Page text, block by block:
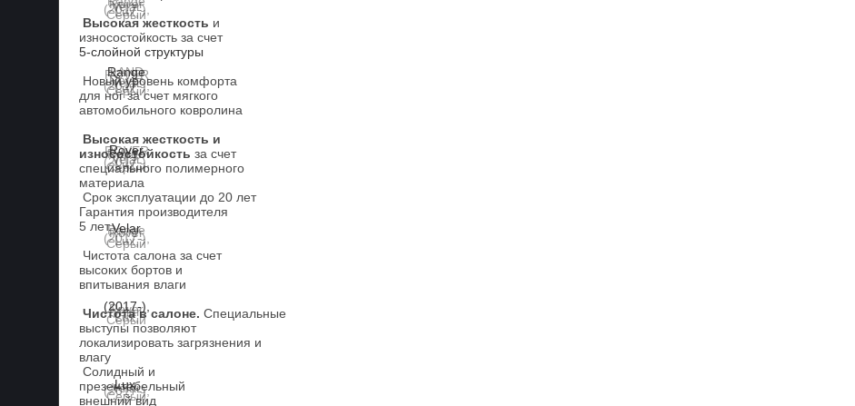
Высокая жесткость и
износостойкость за счет
5-слойной структуры
Новый уровень комфорта
для ног за счет мягкого
автомобильного ковролина
Высокая жесткость и
износостойкость за счет
специального полимерного
материала
Срок эксплуатации до 20 лет
Гарантия производителя
5 лет.
Чистота салона за счет
высоких бортов и
впитывания влаги
Чистота в салоне. Специальные
выступы позволяют
локализировать загрязнения и
влагу
Солидный и
презентабельный
внешний вид